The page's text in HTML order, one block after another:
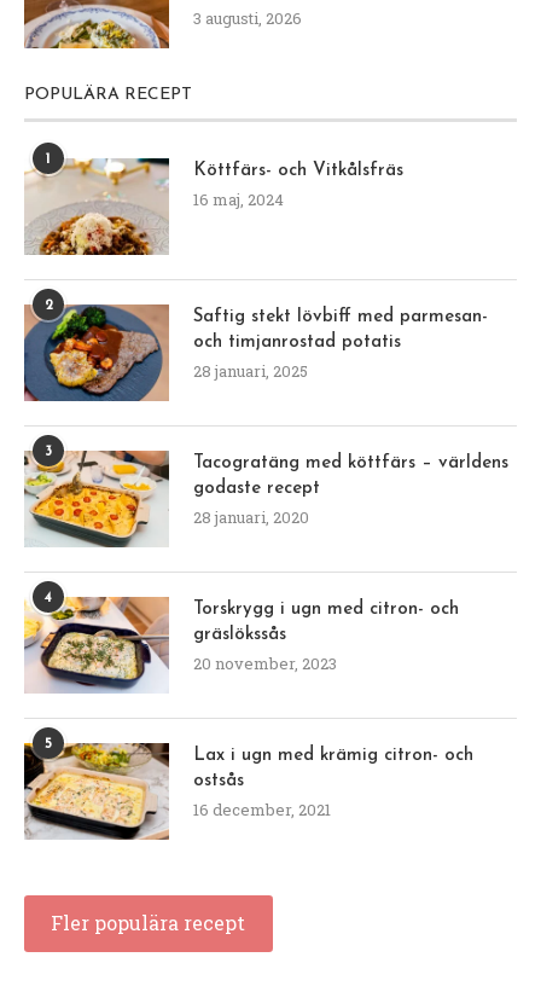
3 augusti, 2026
POPULÄRA RECEPT
Köttfärs- och Vitkålsfräs
16 maj, 2024
2
Saftig stekt lövbiff med parmesan-
och timjanrostad potatis
28 januari, 2025
3
Tacogratäng med köttfärs – världens
godaste recept
28 januari, 2020
4
Torskrygg i ugn med citron- och
gräslökssås
20 november, 2023
5
Lax i ugn med krämig citron- och
ostsås
16 december, 2021
Fler populära recept